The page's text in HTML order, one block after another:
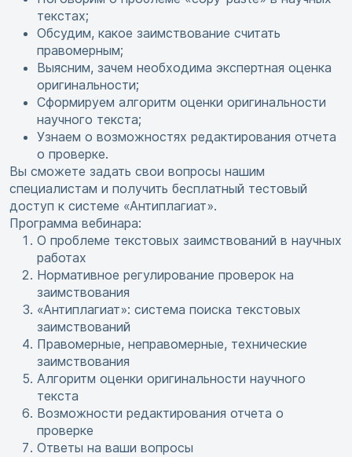
текстах;
Обсудим, какое заимствование считать
правомерным;
Выясним, зачем необходима экспертная оценка
оригинальности;
Сформируем алгоритм оценки оригинальности
научного текста;
Узнаем о возможностях редактирования отчета
о проверке.
Вы сможете задать свои вопросы нашим
специалистам и получить бесплатный тестовый
доступ к системе «Антиплагиат».
Программа вебинара:
О проблеме текстовых заимствований в научных
работах
Нормативное регулирование проверок на
заимствования
«Антиплагиат»: система поиска текстовых
заимствований
Правомерные, неправомерные, технические
заимствования
Алгоритм оценки оригинальности научного
текста
Возможности редактирования отчета о
проверке
Ответы на ваши вопросы